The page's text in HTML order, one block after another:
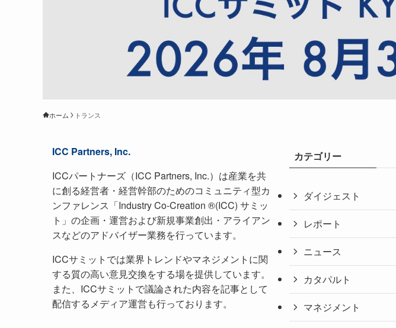
ホーム トランス
ICC Partners, Inc.
ICCパートナーズ（ICC Partners, Inc.）は産業を共
に創る経営者・経営幹部のためのコミュニティ型カ
ンファレンス「Industry Co-Creation ®(ICC) サミッ
ト」の企画・運営および新規事業創出・アライアン
スなどのアドバイザー業務を行っています。
ICCサミットでは業界トレンドやマネジメントに関
する質の高い意見交換をする場を提供しています。
また、ICCサミットで議論された内容を記事として
配信するメディア運営も行っております。
カテゴリー
ダイジェスト
レポート
ニュース
カタパルト
マネジメント